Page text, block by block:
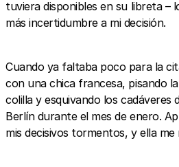
tuviera disponibles en su libreta –
más incertidumbre a mi decisión.
Cuando ya faltaba poco para la
con una chica francesa, pisando
colilla y esquivando los cadáveres
Berlín durante el mes de enero.
mis decisivos tormentos, y ella me